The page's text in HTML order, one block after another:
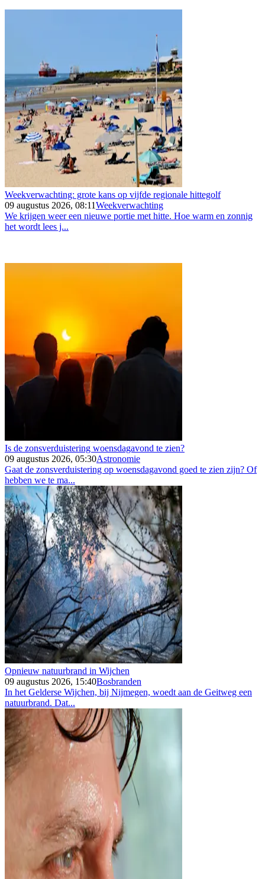
Weekverwachting: grote kans op vijfde regionale hittegolf
09 augustus 2026, 08:11Weekverwachting
We krijgen weer een nieuwe portie met hitte. Hoe warm en zonnig
het wordt lees j...
Is de zonsverduistering woensdagavond te zien?
09 augustus 2026, 05:30Astronomie
Gaat de zonsverduistering op woensdagavond goed te zien zijn? Of
hebben we te ma...
Opnieuw natuurbrand in Wijchen
09 augustus 2026, 15:40Bosbranden
In het Gelderse Wijchen, bij Nijmegen, woedt aan de Geitweg een
natuurbrand. Dat...